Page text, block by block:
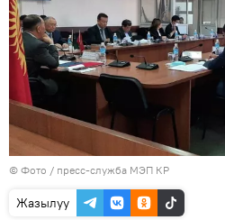
© Фото / пресс-служба МЭП КР
Жазылуу